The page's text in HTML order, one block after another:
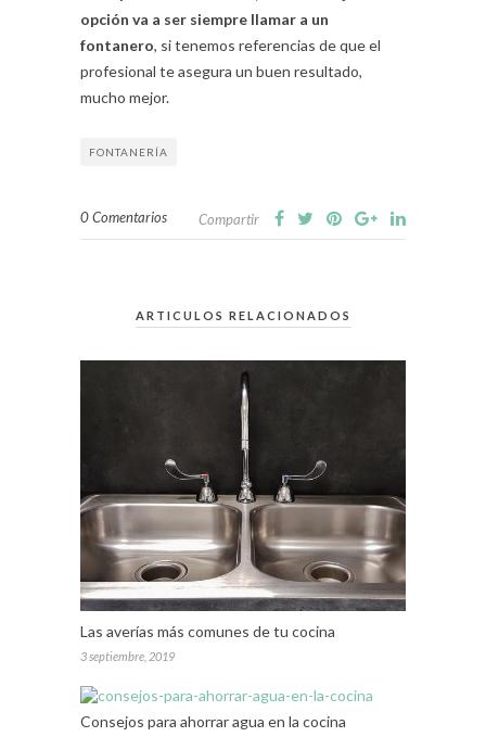
opción va a ser siempre llamar a un
fontanero, si tenemos referencias de que el
profesional te asegura un buen resultado,
mucho mejor.
FONTANERÍA
0 Comentarios Compartir
ARTICULOS RELACIONADOS
Las averías más comunes de tu cocina
3 septiembre, 2019
Consejos para ahorrar agua en la cocina